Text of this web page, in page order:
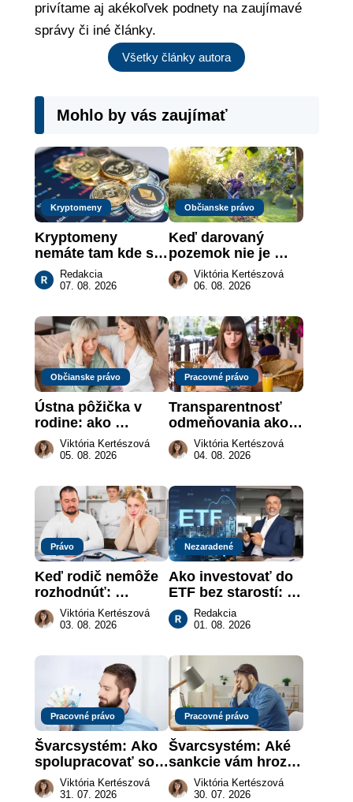
privítame aj akékoľvek podnety na zaujímavé
správy či iné články.
Všetky články autora
Mohlo by vás zaujímať
Kryptomeny
Kryptomeny
nemáte tam kde si
myslíte: Viete, kde
sa naozaj
Redakcia
07. 08. 2026
Občianske právo
Keď darovaný
pozemok nie je
„hotová vec“: kedy
môže darca žiadať
Viktória Kertészová
06. 08. 2026
Občianske právo
Ústna pôžička v
rodine: ako
vymôcť peniaze,
keď na papieri nie
Viktória Kertészová
05. 08. 2026
Pracovné právo
Transparentnosť
odmeňovania ako
právna povinnosť:
revolúcia na
práce
Viktória Kertészová
04. 08. 2026
Právo
Keď rodič nemôže
rozhodnúť:
nahradenie prejavu
vôle súdom v
Viktória Kertészová
03. 08. 2026
Nezaradené
Ako investovať do
ETF bez starostí:
Investičné plány,
ktoré urobia prácu
Redakcia
01. 08. 2026
Pracovné právo
Švarcsystém: Ako
spolupracovať so
živnostníkom
legálne a bez
Viktória Kertészová
31. 07. 2026
Pracovné právo
Švarcsystém: Aké
sankcie vám hrozia
a prečo nestačí
zaplatiť pokutu?
Viktória Kertészová
30. 07. 2026